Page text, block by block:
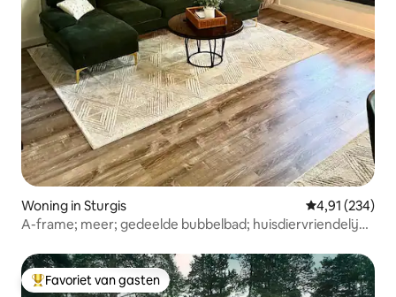
Woning in Sturgis Gemiddelde
4,91 (234)
A-frame; meer; gedeelde bubbelbad; huisdiervriendelijk;
Topfavoriet van gasten
Favoriet van gasten